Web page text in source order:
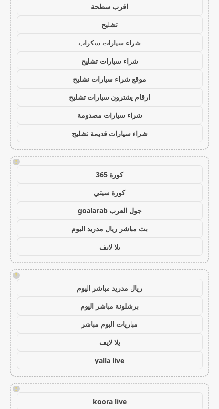
اقرب سطحة
تشليح
شراء سيارات سكراب
شراء سيارات تشليح
موقع شراء سيارات تشليح
ارقام يشترون سيارات تشليح
شراء سيارات مصدومة
شراء سيارات قديمة تشليح
!
كورة 365
كورة سيتي
جول العرب goalarab
بث مباشر ريال مدريد اليوم
يلا لايف
!
ريال مدريد مباشر اليوم
برشلونة مباشر اليوم
مباريات اليوم مباشر
يلا لايف
yalla live
!
koora live